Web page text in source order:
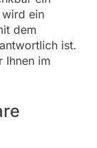
ein
dem
ist.
Ihnen im